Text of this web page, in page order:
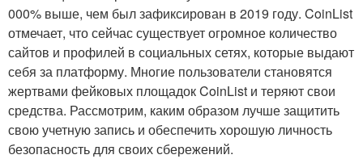
000% выше, чем был зафиксирован в 2019 году. CoinList
отмечает, что сейчас существует огромное количество
сайтов и профилей в социальных сетях, которые выдают
себя за платформу. Многие пользователи становятся
жертвами фейковых площадок CoinList и теряют свои
средства. Рассмотрим, каким образом лучше защитить
свою учетную запись и обеспечить хорошую личность
безопасность для своих сбережений.